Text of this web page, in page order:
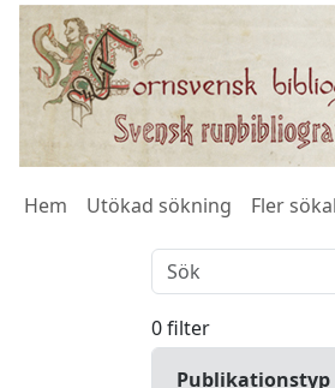
Hem Utökad sökning Fler
0 filter
Publikationstyp